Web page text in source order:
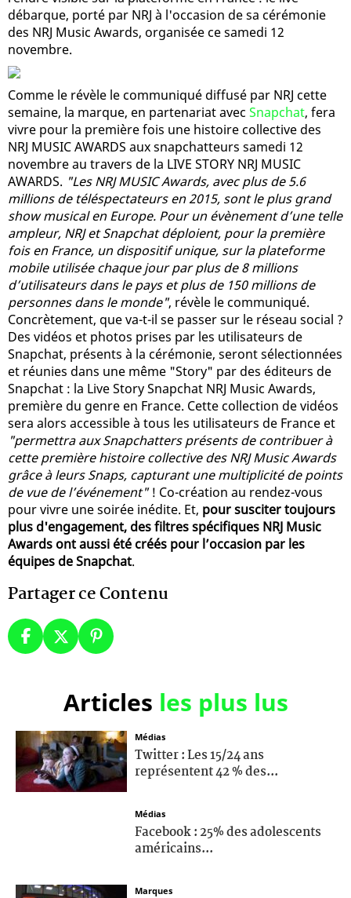
débarque, porté par NRJ à l'occasion de sa cérémonie
des NRJ Music Awards, organisée ce samedi 12
novembre.
Comme le révèle le communiqué diffusé par NRJ cette
semaine, la marque, en partenariat avec Snapchat, fera
vivre pour la première fois une histoire collective des
NRJ MUSIC AWARDS aux snapchatteurs samedi 12
novembre au travers de la LIVE STORY NRJ MUSIC
AWARDS. "Les NRJ MUSIC Awards, avec plus de 5.6
millions de téléspectateurs en 2015, sont le plus grand
show musical en Europe. Pour un évènement d’une telle
ampleur, NRJ et Snapchat déploient, pour la première
fois en France, un dispositif unique, sur la plateforme
mobile utilisée chaque jour par plus de 8 millions
d’utilisateurs dans le pays et plus de 150 millions de
personnes dans le monde", révèle le communiqué.
Concrètement, que va-t-il se passer sur le réseau social ?
Des vidéos et photos prises par les utilisateurs de
Snapchat, présents à la cérémonie, seront sélectionnées
et réunies dans une même "Story" par des éditeurs de
Snapchat : la Live Story Snapchat NRJ Music Awards,
première du genre en France. Cette collection de vidéos
sera alors accessible à tous les utilisateurs de France et
"permettra aux Snapchatters présents de contribuer à
cette première histoire collective des NRJ Music Awards
grâce à leurs Snaps, capturant une multiplicité de points
de vue de l’événement"! Co-création au rendez-vous
pour vivre une soirée inédite. Et, pour susciter toujours
plus d'engagement, des filtres spécifiques NRJ Music
Awards ont aussi été créés pour l’occasion par les
équipes de Snapchat.
Partager ce Contenu
Articles les plus lus
Médias
Twitter : Les 15/24 ans
représentent 42 % des...
Médias
Facebook : 25% des adolescents
américains...
Marques